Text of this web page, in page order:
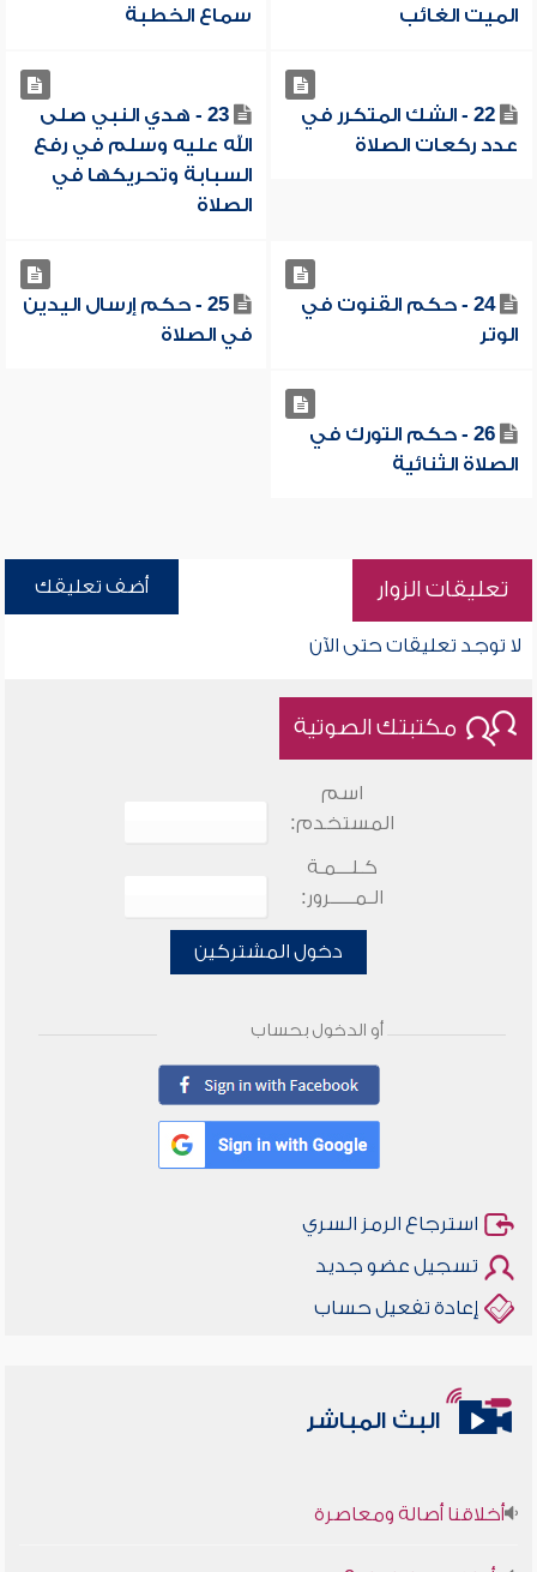
الميت الغائب سماع الخطبة
22 - الشك المتكرر في
عدد ركعات الصلاة
23 - هدي النبي صلى
الله عليه وسلم في رفع
السبابة وتحريكها في
الصلاة
24 - حكم القنوت في
الوتر
25 - حكم إرسال اليدين
في الصلاة
26 - حكم التورك في
الصلاة الثنائية
تعليقات الزوار أضف تعليقك
لا توجد تعليقات حتى الآن
مكتبتك الصوتية
اسم
المستخدم:
كـلـــمـة
الـمـــــرور:
دخول المشتركين
أو الدخول بحساب
استرجاع الرمز السري
تسجيل عضو جديد
إعادة تفعيل حساب
البث المباشر
أخلاقنا أصالة ومعاصرة
وأمنهم من خوف 9